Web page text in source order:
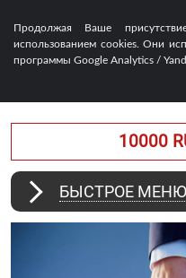
Продолжая Ваше
использованием cookies. Они
программы Google Analytics /
РАБОЧАЯ ВИЗА
10000
БЫСТРОЕ МЕНЮ